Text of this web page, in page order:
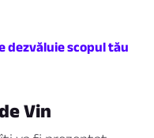
dezvăluie scopul tău
Vin